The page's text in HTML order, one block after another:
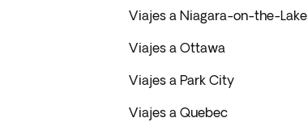
Viajes a Niagara-on-the-Lake
Viajes a Ottawa
Viajes a Park City
Viajes a Quebec